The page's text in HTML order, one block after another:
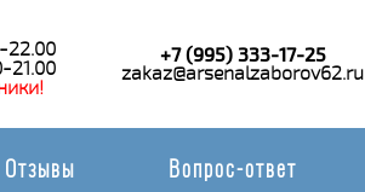
21.00
+7 (995) 333-17-25
zakaz@arsenalzaborov62.ru
Отзывы Вопрос-ответ